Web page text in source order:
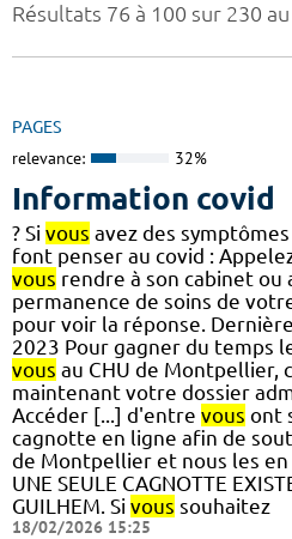
Résultats 76 à 100 sur 230
PAGES
relevance: 32%
Information covid
? Si vous avez des
font penser au covid :
vous rendre à son cabinet ou
permanence de soins de
pour voir la réponse.
2023 Pour gagner du temps
vous au CHU de Montpellier,
maintenant votre dossier
Accéder [...] d'entre vous ont
cagnotte en ligne afin de
de Montpellier et nous les en
UNE SEULE CAGNOTTE
GUILHEM. Si vous souhaitez
18/02/2026 15:25